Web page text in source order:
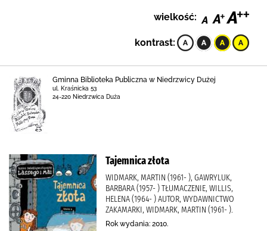
wielkość:
kontrast:
Gminna Biblioteka Publiczna w Niedrzwicy Dużej
ul. Kraśnicka 53
24-220 Niedrzwica Duża
Tajemnica złota
WIDMARK, MARTIN (1961- ), GAWRYLUK,
BARBARA (1957- ) TŁUMACZENIE, WILLIS,
HELENA (1964- ) AUTOR, WYDAWNICTWO
ZAKAMARKI, WIDMARK, MARTIN (1961- ).
Rok wydania: 2010.